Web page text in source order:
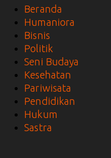
Beranda
Humaniora
Bisnis
Politik
Seni Budaya
Kesehatan
Pariwisata
Pendidikan
Hukum
Sastra